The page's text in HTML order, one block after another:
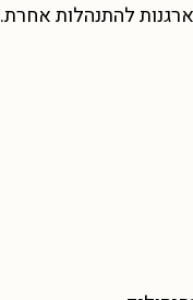
להתנהלות אחרת.